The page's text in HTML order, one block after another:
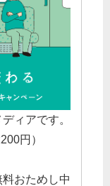
ィアです。
円）
おためし中